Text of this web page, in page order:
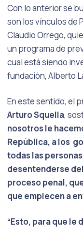
Con lo anterior se
son los vínculos de
Claudio Orrego,
un programa de
cual está siendo
fundación, Alberto
En este sentido, el
Arturo Squella,
nosotros le
República, a los
todas las
desentenderse
proceso penal,
que empiecen a
“Esto, para que le